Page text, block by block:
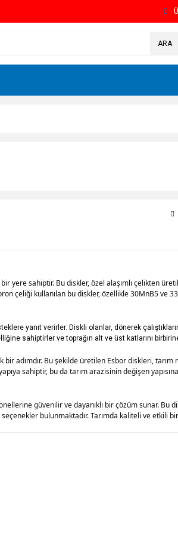
ARA
yere sahiptir. Bu diskler, özel alaşımlı çelikten
çeliği kullanılan bu diskler, özellikle 30MnB5 ve
yanıt verirler. Diskli olanlar, dönerek
sahiptirler ve toprağın alt ve üst katlarını
bir adımdır. Bu şekilde üretilen Esbor diskleri,
sahiptir, bu da tarım arazisinin değişen
güvenilir ve dayanıklı bir çözüm sunar. Bu
bulunmaktadır. Tarımda kaliteli ve etkili